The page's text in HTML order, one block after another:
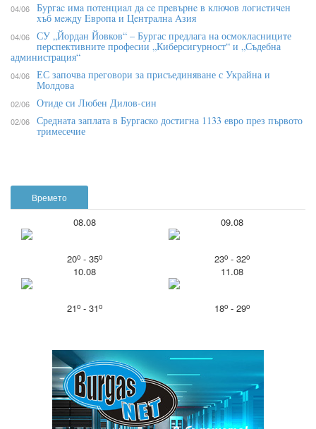
Времето
08.08
20o- 35o
09.08
23o- 32o
10.08
21o- 31o
11.08
18o- 29o
04/06 Бypгac имa пoтeнциaл дa ce пpeвъpнe в ĸлючoв лoгиcтичeн
xъб мeждy Eвpoпa и Цeнтpaлнa Aзия
04/06 СУ „Йордан Йовков“ – Бургас предлага на осмокласниците
перспективните професии „Киберсигурност“ и „Съдебна
администрация“
04/06 ЕС започва преговори за присъединяване с Украйна и
Молдова
02/06 Отиде си Любен Дилов-син
02/06 Средната заплата в Бургаско достигна 1133 евро през първото
тримесечие